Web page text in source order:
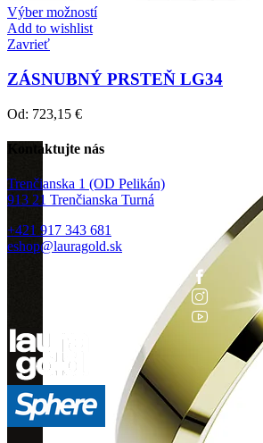
Výber možností
Add to wishlist
Zavrieť
ZÁSNUBNÝ PRSTEŇ LG34
Od: 723,15 €
Kontaktujte nás
Trenčianska 1 (OD Pelikán)
913 21 Trenčianska Turná
+421 917 343 681
eshop@lauragold.sk